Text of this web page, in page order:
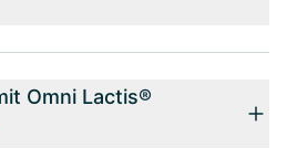
Omni Lactis®